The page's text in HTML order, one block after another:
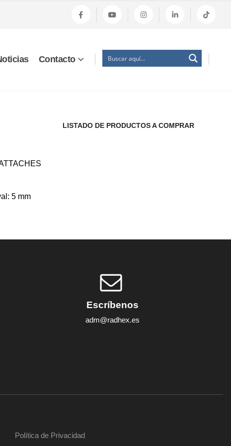
Contacto
5 mm
LISTADO DE PRODUCTOS A COMPRAR
Escríbenos
adm@radhex.es
Política de Privacidad